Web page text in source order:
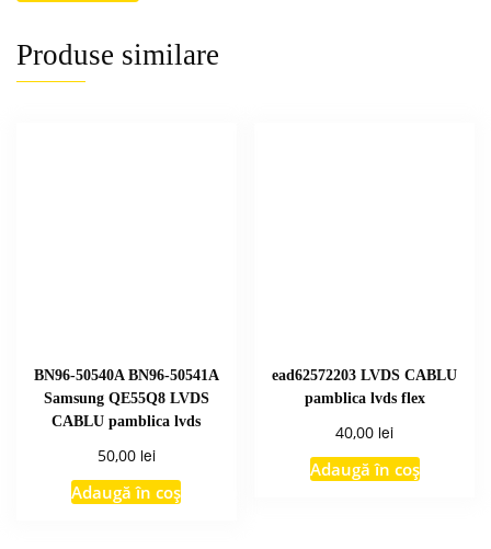
Produse similare
BN96-50540A BN96-50541A
Samsung QE55Q8 LVDS
CABLU pamblica lvds
50,00 lei
Adaugă în coș
ead62572203 LVDS CABLU
pamblica lvds flex
40,00 lei
Adaugă în coș